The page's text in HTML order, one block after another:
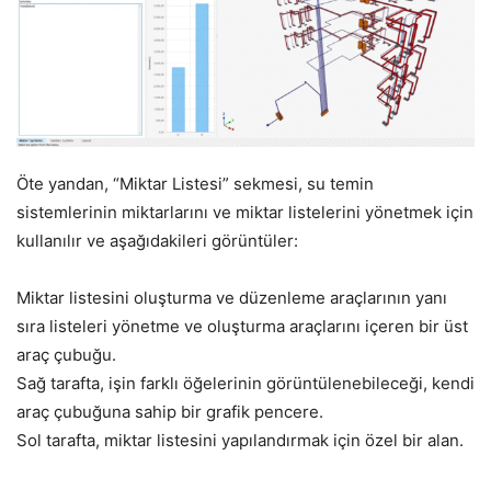
Öte yandan, “Miktar Listesi” sekmesi, su temin
sistemlerinin miktarlarını ve miktar listelerini yönetmek için
kullanılır ve aşağıdakileri görüntüler:
Miktar listesini oluşturma ve düzenleme araçlarının yanı
sıra listeleri yönetme ve oluşturma araçlarını içeren bir üst
araç çubuğu.
Sağ tarafta, işin farklı öğelerinin görüntülenebileceği, kendi
araç çubuğuna sahip bir grafik pencere.
Sol tarafta, miktar listesini yapılandırmak için özel bir alan.